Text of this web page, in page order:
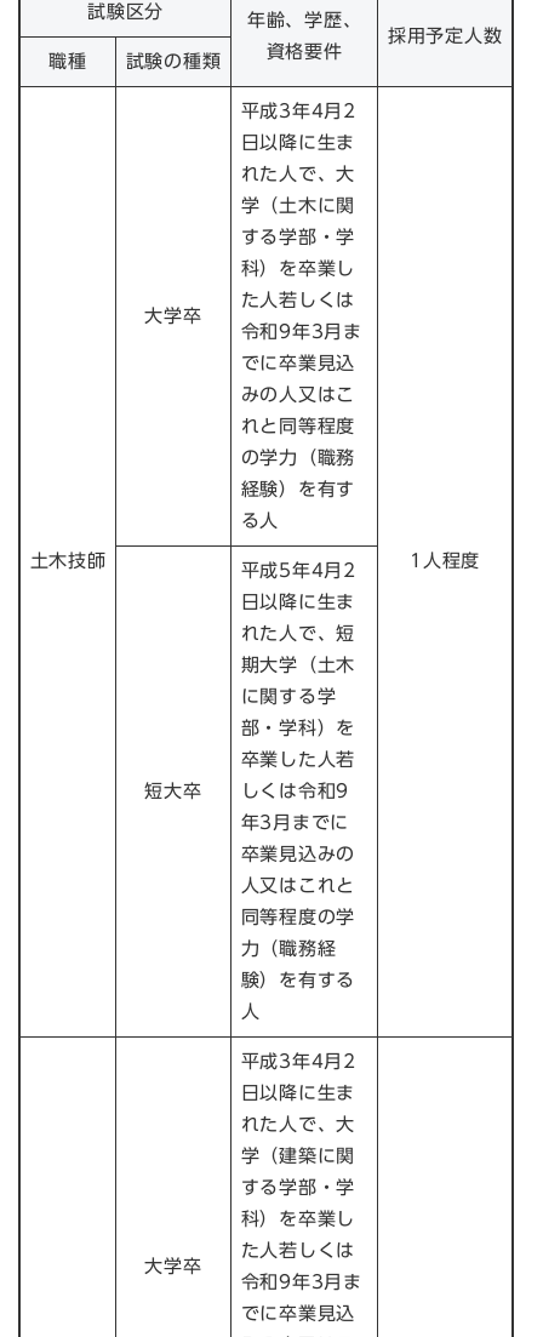
試験区分
年齢、学歴、
資格要件
採用予定人数
職種
試験の種類
土木技師
大学卒
平成3年4月2
日以降に生ま
れた人で、大
学（土木に関
する学部・学
科）を卒業し
た人若しくは
令和9年3月ま
でに卒業見込
みの人又はこ
れと同等程度
の学力（職務
経験）を有す
る人
1人程度
短大卒
平成5年4月2
日以降に生ま
れた人で、短
期大学（土木
に関する学
部・学科）を
卒業した人若
しくは令和9
年3月までに
卒業見込みの
人又はこれと
同等程度の学
力（職務経
験）を有する
人
大学卒
平成3年4月2
日以降に生ま
れた人で、大
学（建築に関
する学部・学
科）を卒業し
た人若しくは
令和9年3月ま
でに卒業見込